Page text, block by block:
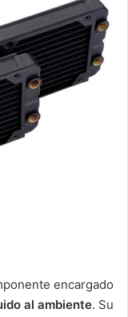
encargado
al ambiente. Su